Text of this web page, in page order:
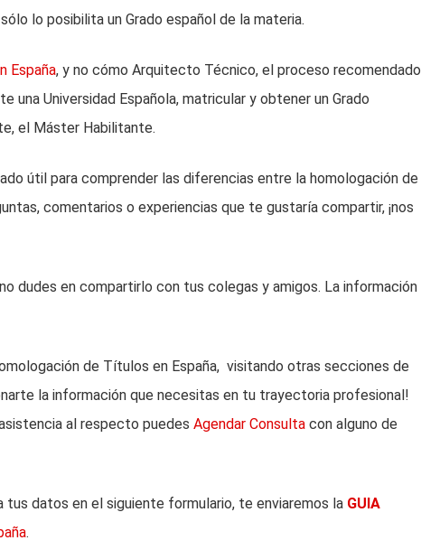
lo posibilita un Grado español de la materia.
España, y no cómo Arquitecto Técnico, el proceso recomendado
una Universidad Española, matricular y obtener un Grado
el Máster Habilitante.
útil para comprender las diferencias entre la homologación de
comentarios o experiencias que te gustaría compartir, ¡nos
dudes en compartirlo con tus colegas y amigos. La información
de Títulos en España, visitando otras secciones de
la información que necesitas en tu trayectoria profesional!
al respecto puedes Agendar Consulta con alguno de
datos en el siguiente formulario, te enviaremos la GUIA
.